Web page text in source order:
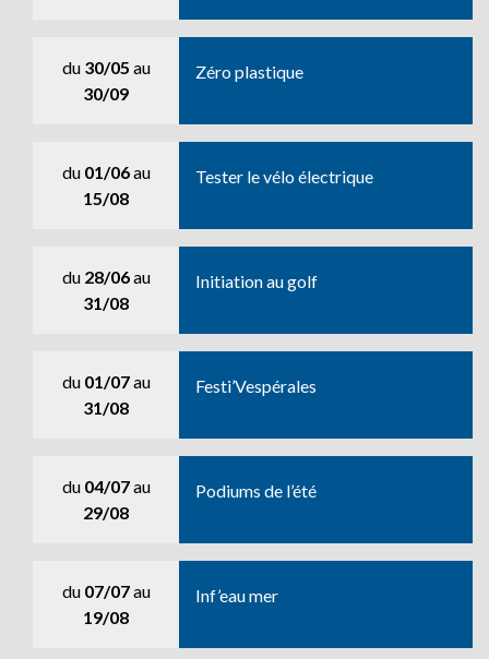
du 30/05 au
30/09
Zéro plastique
du 01/06au
15/08
Tester le vélo électrique
du 28/06au
31/08
Initiation au golf
du 01/07au
31/08
Festi’Vespérales
du 04/07au
29/08
Podiums de l’été
du 07/07au
19/08
Inf’eau mer